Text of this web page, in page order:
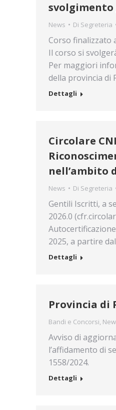
svolgimento
News Di Segreteria
Corso finalizzato
Il corso si
Per maggiori
della provincia di
Dettagli
Circolare
nell’ambito
News Di Segreteria
Gentili Iscritti, a
2026.0
2025, a partire
Dettagli
Provincia di
Bandi e Concorsi,
Avviso di
l’affidamento di
1558/2024.
Dettagli